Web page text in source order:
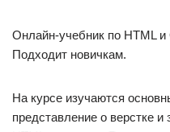
Онлайн-учебник по HTML
Подходит новичкам.
На курсе изучаются
представление о верстке